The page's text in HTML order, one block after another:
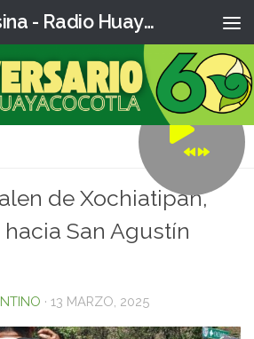
La Voz Campesina - Radio Huaya
de Xochiatipan,
San Agustín
· 13 MARZO, 2025